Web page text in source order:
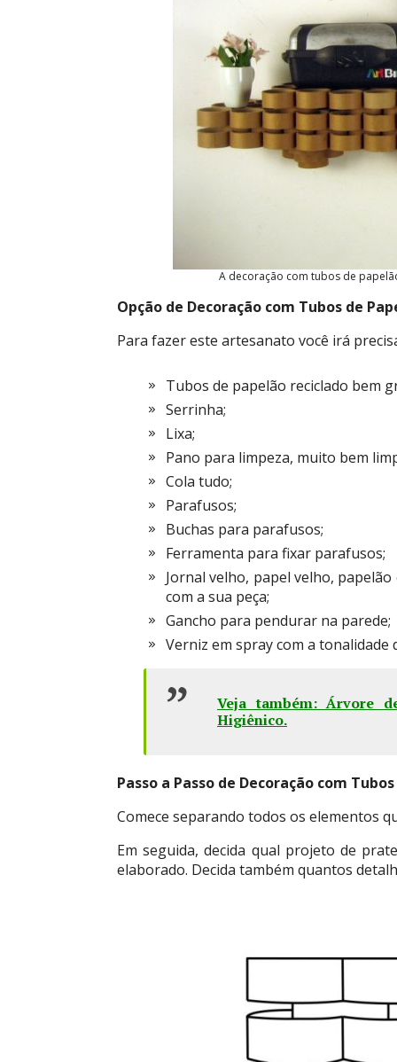
A decoração com tubos de
Opção de Decoração com Tubos de
Para fazer este artesanato você irá
Tubos de papelão reciclado bem
Serrinha;
Lixa;
Pano para limpeza, muito bem
Cola tudo;
Parafusos;
Buchas para parafusos;
Ferramenta para fixar parafusos;
Jornal velho, papel velho,
com a sua peça;
Gancho para pendurar na parede;
Verniz em spray com a
Veja também: Árvore
Higiênico.
Passo a Passo de Decoração com
Comece separando todos os elementos
Em seguida, decida qual projeto de
elaborado. Decida também quantos